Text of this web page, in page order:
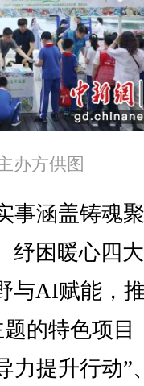
办方供图
涵盖铸魂
纾困暖心四
与AI赋能，
的特色项目
力提升行动”